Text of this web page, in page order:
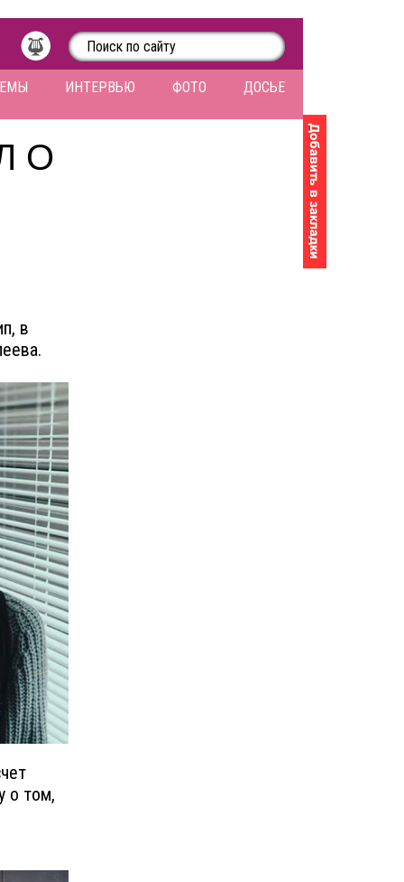
ИНТЕРВЬЮ ФОТО ДОСЬЕ
О
в
о том,